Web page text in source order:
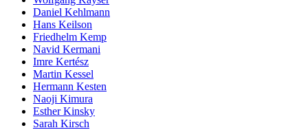
Daniel Kehlmann
Hans Keilson
Friedhelm Kemp
Navid Kermani
Imre Kertész
Martin Kessel
Hermann Kesten
Naoji Kimura
Esther Kinsky
Sarah Kirsch